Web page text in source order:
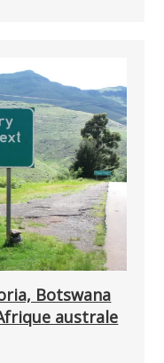
Botswana
australe